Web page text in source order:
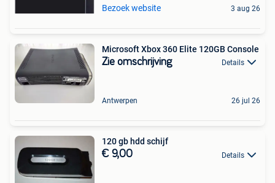
Bezoek website 3 aug 26
Microsoft Xbox 360 Elite 120GB Console
Zie omschrijving Details
Antwerpen 26 jul 26
120 gb hdd schijf
€ 9,00 Details